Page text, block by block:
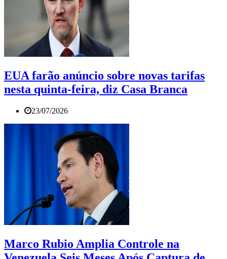
EUA farão anúncio sobre novas tarifas
nesta quinta-feira, diz Casa Branca
23/07/2026
Marco Rubio Amplia Controle na